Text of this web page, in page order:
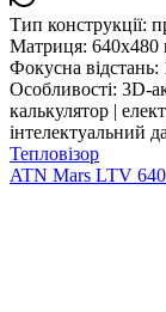
Тип конструкції:
Матриця: 640x480
Фокусна відстань:
Особливості: 3D-
калькулятор |
інтелектуальний
Тепловізор
ATN Mars LTV